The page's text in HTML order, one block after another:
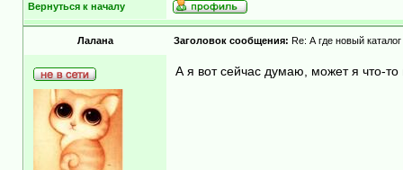
Вернуться к началу
Лалана Заголовок сообщения: Re: А где новый
А я вот сейчас думаю, может я что-